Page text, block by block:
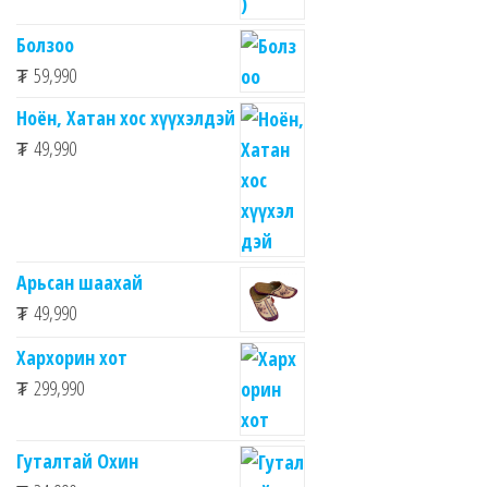
Болзоо
₮ 59,990
Ноён, Хатан хос хүүхэлдэй
₮ 49,990
Арьсан шаахай
₮ 49,990
Хархорин хот
₮ 299,990
Гуталтай Охин